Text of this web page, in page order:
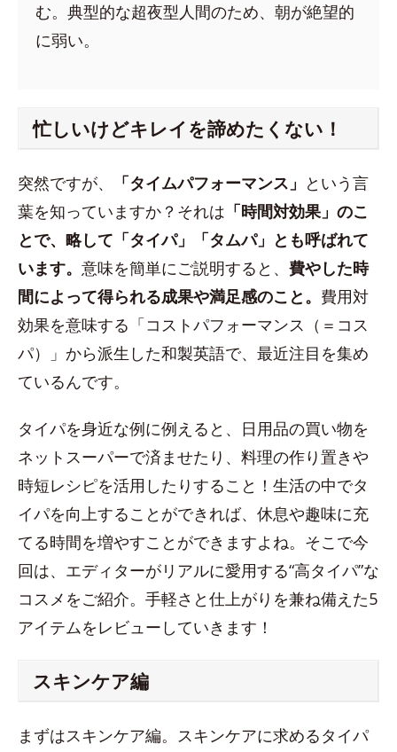
む。典型的な超夜型人間のため、朝が絶望的
に弱い。
忙しいけどキレイを諦めたくない！
突然ですが、 「タイムパフォーマンス」 という言
葉を知っていますか？それは 「時間対効果」のこ
とで、略して「タイパ」「タムパ」とも呼ばれて
います。 意味を簡単にご説明すると、 費やした時
間によって得られる成果や満足感のこと。 費用対
効果を意味する「コストパフォーマンス（＝コス
パ）」から派生した和製英語で、最近注目を集め
ているんです。
タイパを身近な例に例えると、日用品の買い物を
ネットスーパーで済ませたり、料理の作り置きや
時短レシピを活用したりすること！生活の中でタ
イパを向上することができれば、休息や趣味に充
てる時間を増やすことができますよね。そこで今
回は、エディターがリアルに愛用する“高タイパ”な
コスメをご紹介。手軽さと仕上がりを兼ね備えた5
アイテムをレビューしていきます！
スキンケア編
まずはスキンケア編。スキンケアに求めるタイパ